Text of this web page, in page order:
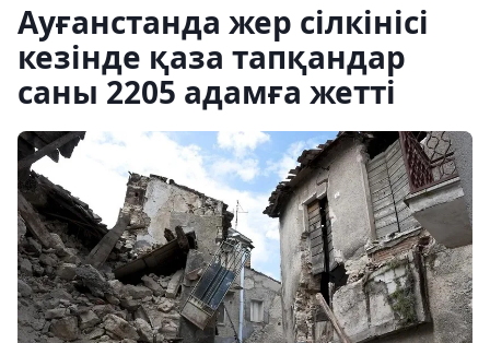
Ауғанстанда жер сілкінісі
кезінде қаза тапқандар
саны 2205 адамға жетті